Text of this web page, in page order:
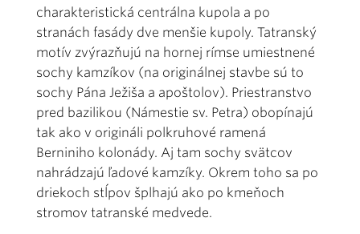
charakteristická centrálna kupola a po
stranách fasády dve menšie kupoly. Tatranský
motív zvýrazňujú na hornej rímse umiestnené
sochy kamzíkov (na originálnej stavbe sú to
sochy Pána Ježiša a apoštolov). Priestranstvo
pred bazilikou (Námestie sv. Petra) obopínajú
tak ako v origináli polkruhové ramená
Berniniho kolonády. Aj tam sochy svätcov
nahrádzajú ľadové kamzíky. Okrem toho sa po
driekoch stĺpov šplhajú ako po kmeňoch
stromov tatranské medvede.